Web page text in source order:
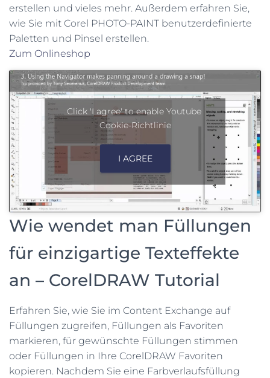
erstellen und vieles mehr. Außerdem erfahren Sie,
wie Sie mit Corel PHOTO-PAINT benutzerdefinierte
Paletten und Pinsel erstellen.
Zum Onlineshop
Click 'I agree' to enable Youtube
Cookie-Richtlinie
I AGREE
Wie wendet man Füllungen
für einzigartige Texteffekte
an – CorelDRAW Tutorial
Erfahren Sie, wie Sie im Content Exchange auf
Füllungen zugreifen, Füllungen als Favoriten
markieren, für gewünschte Füllungen stimmen
oder Füllungen in Ihre CorelDRAW Favoriten
kopieren. Nachdem Sie eine Farbverlaufsfüllung